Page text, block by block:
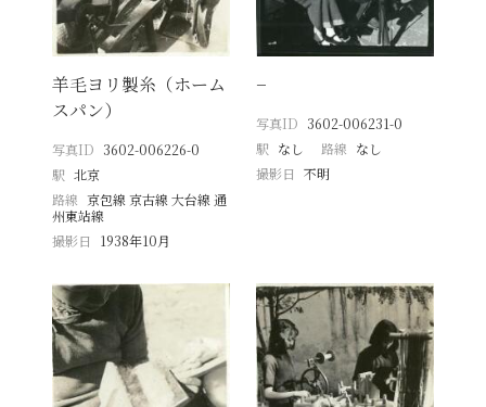
羊毛ヨリ製糸（ホーム
スパン）
写真ID 3602-006226-0
駅 北京
路線 京包線 京古線 大台線 通
州東站線
撮影日
1938年10月
−
写真ID 3602-006231-0
駅 なし 路線 なし
撮影日 不明